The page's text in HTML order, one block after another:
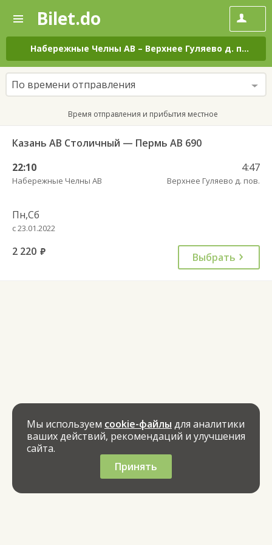
—
Поиск
и
покупка
билетов
на
автобус
онлайн
Bilet.do
Набережные Челны АВ – Верхнее Гуляево д. пов.
По времени отправления
Время отправления и прибытия местное
Казань АВ Столичный — Пермь АВ 690
22:10
Набережные Челны АВ
4:47
Верхнее Гуляево д. пов.
Пн,Сб
с 23.01.2022
2 220 руб. Выбрать
Мы используем cookie-файлы для аналитики
ваших действий, рекомендаций и улучшения
сайта.
Принять